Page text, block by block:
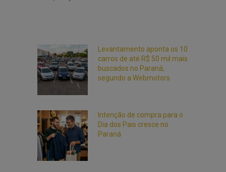
Levantamento aponta os 10
carros de até R$ 50 mil mais
buscados no Paraná,
segundo a Webmotors
Intenção de compra para o
Dia dos Pais cresce no
Paraná